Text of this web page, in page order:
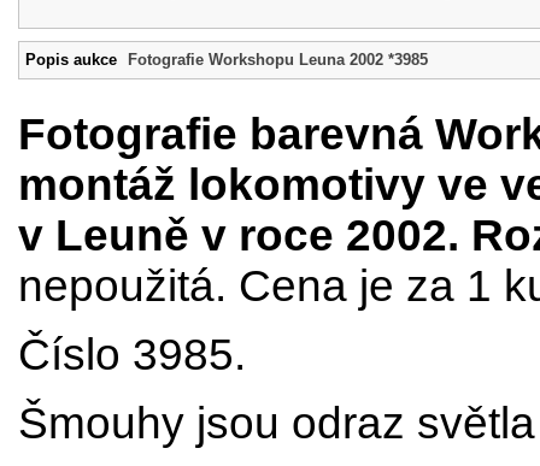
Popis aukce Fotografie Workshopu Leuna 2002 *3985
Fotografie barevná
montáž lokomotivy ve
v Leuně v roce 2002.
nepoužitá. Cena je za 1
Číslo 3985.
Šmouhy jsou odraz